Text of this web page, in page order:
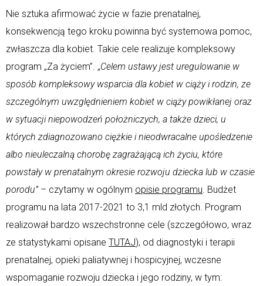
Nie sztuka afirmować życie w fazie prenatalnej,
konsekwencją tego kroku powinna być systemowa pomoc,
zwłaszcza dla kobiet. Takie cele realizuje kompleksowy
program „Za życiem”. „Celem ustawy jest uregulowanie w
sposób kompleksowy wsparcia dla kobiet w ciąży i rodzin, ze
szczególnym uwzględnieniem kobiet w ciąży powikłanej oraz
w sytuacji niepowodzeń położniczych, a także dzieci, u
których zdiagnozowano ciężkie i nieodwracalne upośledzenie
albo nieuleczalną chorobę zagrażającą ich życiu, które
powstały w prenatalnym okresie rozwoju dziecka lub w czasie
porodu”– czytamy w ogólnym opisie programu. Budżet
programu na lata 2017-2021 to 3,1 mld złotych. Program
realizował bardzo wszechstronne cele (szczegółowo, wraz
ze statystykami opisane TUTAJ), od diagnostyki i terapii
prenatalnej, opieki paliatywnej i hospicyjnej, wczesne
wspomaganie rozwoju dziecka i jego rodziny, w tym: